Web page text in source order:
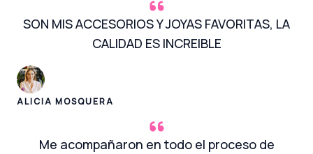
SON MIS ACCESORIOS Y JOYAS FAVORITAS, LA
CALIDAD ES INCREIBLE
ALICIA MOSQUERA
Me acompañaron en todo el proceso de